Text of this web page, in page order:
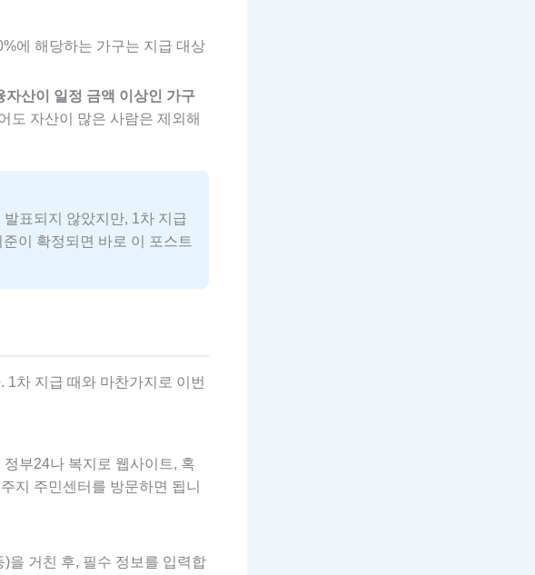
에 해당하는 가구는 지급 대상
자산이 일정 금액 이상인 가구
도 자산이 많은 사람은 제외해
표되지 않았지만, 1차 지급
이 확정되면 바로 이 포스트
차 지급 때와 마찬가지로 이번
부24나 복지로 웹사이트, 혹
지 주민센터를 방문하면 됩니
을 거친 후, 필수 정보를 입력합